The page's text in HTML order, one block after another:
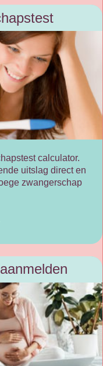
calculator.
uitslag direct en
zwangerschap